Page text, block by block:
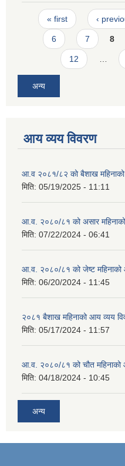
Pages
« first ‹
6 7 8
12
अन्य
आय व्यय विवरण
आ.व २०८१/८२ को बैशाख
मिति: 05/19/2025 - 11:11
आ.व. २०८०/८१ को असार
मिति: 07/22/2024 - 06:41
आ.व. २०८०/८१ को जेष्ट महिनाको
मिति: 06/20/2024 - 11:45
२०८१ बैशाख महिनाको आय व्यय
मिति: 05/17/2024 - 11:57
आ.व. २०८०/८१ को चौत महिनाको
मिति: 04/18/2024 - 10:45
अन्य